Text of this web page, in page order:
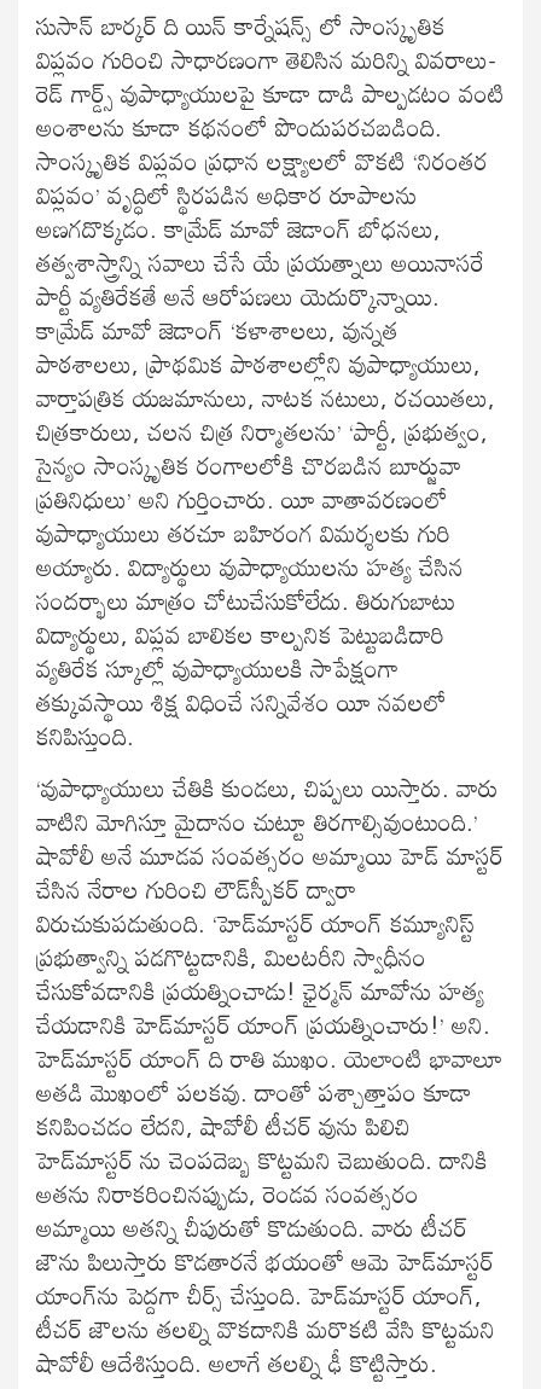
సుసాన్ బార్కర్ ది యిన్ కార్నేషన్స్ లో సాంస్కృతిక
విప్లవం గురించి సాధారణంగా తెలిసిన మరిన్ని వివరాలు-
రెడ్ గార్డ్స్ వుపాధ్యాయులపై కూడా దాడి పాల్పడటం వంటి
అంశాలను కూడా కథనంలో పొందుపరచబడింది.
సాంస్కృతిక విప్లవం ప్రధాన లక్ష్యాలలో వొకటి ‘నిరంతర
విప్లవం’ వృద్ధిలో స్థిరపడిన అధికార రూపాలను
అణగదొక్కడం. కామ్రేడ్ మావో జెడాంగ్ బోధనలు,
తత్వశాస్త్రాన్ని సవాలు చేసే యే ప్రయత్నాలు అయినాసరే
పార్టీ వ్యతిరేకతే అనే ఆరోపణలు యెదుర్కొన్నాయి.
కామ్రేడ్ మావో జెడాంగ్ ‘కళాశాలలు, వున్నత
పాఠశాలలు, ప్రాథమిక పాఠశాలల్లోని వుపాధ్యాయులు,
వార్తాపత్రిక యజమానులు, నాటక నటులు, రచయితలు,
చిత్రకారులు, చలన చిత్ర నిర్మాతలను’ ‘పార్టీ, ప్రభుత్వం,
సైన్యం సాంస్కృతిక రంగాలలోకి చొరబడిన బూర్జువా
ప్రతినిధులు’ అని గుర్తించారు. యీ వాతావరణంలో
వుపాధ్యాయులు తరచూ బహిరంగ విమర్శలకు గురి
అయ్యారు. విద్యార్థులు వుపాధ్యాయులను హత్య చేసిన
సందర్భాలు మాత్రం చోటుచేసుకోలేదు. తిరుగుబాటు
విద్యార్థులు, విప్లవ బాలికల కాల్పనిక పెట్టుబడిదారి
వ్యతిరేక స్కూల్లో వుపాధ్యాయులకి సాపేక్షంగా
తక్కువస్థాయి శిక్ష విధించే సన్నివేశం యీ నవలలో
కనిపిస్తుంది.
‘వుపాధ్యాయులు చేతికి కుండలు, చిప్పలు యిస్తారు. వారు
వాటిని మోగిస్తూ మైదానం చుట్టూ తిరగాల్సివుంటుంది.’
షావోలీ అనే మూడవ సంవత్సరం అమ్మాయి హెడ్‌ మాస్టర్
చేసిన నేరాల గురించి లౌడ్‌స్పీకర్ ద్వారా
విరుచుకుపడుతుంది. ‘హెడ్‌మాస్టర్ యాంగ్ కమ్యూనిస్ట్
ప్రభుత్వాన్ని పడగొట్టడానికి, మిలటరీని స్వాధీనం
చేసుకోవడానికి ప్రయత్నించాడు! ఛైర్మన్ మావోను హత్య
చేయడానికి హెడ్‌మాస్టర్ యాంగ్ ప్రయత్నించారు!’ అని.
హెడ్‌మాస్టర్ యాంగ్ ది రాతి ముఖం. యెలాంటి భావాలూ
అతడి మొఖంలో పలకవు. దాంతో పశ్చాత్తాపం కూడా
కనిపించడం లేదని, షావోలీ టీచర్ వును పిలిచి
హెడ్‌మాస్టర్ ను చెంపదెబ్బ కొట్టమని చెబుతుంది. దానికి
అతను నిరాకరించినప్పుడు, రెండవ సంవత్సరం
అమ్మాయి అతన్ని చీపురుతో కొడుతుంది. వారు టీచర్
జౌను పిలుస్తారు కొడతారనే భయంతో ఆమె హెడ్‌మాస్టర్
యాంగ్‌ను పెద్దగా చీర్స్ చేస్తుంది. హెడ్‌మాస్టర్ యాంగ్,
టీచర్ జౌలను తలల్ని వొకదానికి మరొకటి వేసి కొట్టమని
షావోలీ ఆదేశిస్తుంది. అలాగే తలల్ని ఢీ కొట్టిస్తారు.